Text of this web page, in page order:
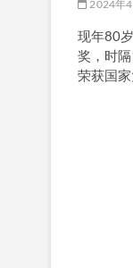
2024年
现年80
奖，时
荣获国